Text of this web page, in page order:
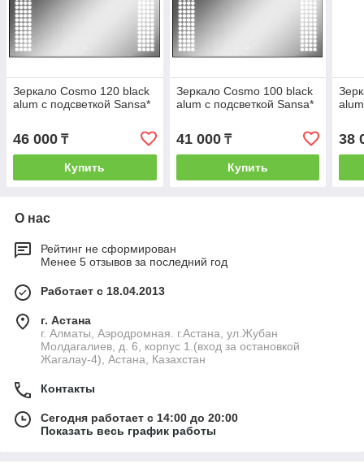
Зеркало Cosmo 120 black
alum с подсветкой Sansa*
46 000 ₸
Купить
Зеркало Cosmo 100 black
alum с подсветкой Sansa*
41 000₸
Купить
38
О нас
Рейтинг не сформирован
Менее 5 отзывов за последний год
Работает с 18.04.2013
г. Астана
г. Алматы, Аэродромная. г.Астана, ул.Жубан
Молдагалиев, д. 6, корпус 1.(вход за остановкой
Жагалау-4), Астана, Казахстан
Контакты
Сегодня работает с 14:00 до 20:00
Показать весь график работы